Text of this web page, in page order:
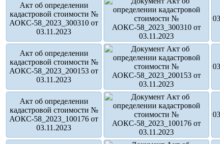
Акт об определении
кадастровой стоимости №
АОКС-58_2023_300310 от
03.11.2023
Акт об определении
кадастровой стоимости №
АОКС-58_2023_200153 от
03.11.2023
Акт об определении
кадастровой стоимости №
АОКС-58_2023_100176 от
03.11.2023